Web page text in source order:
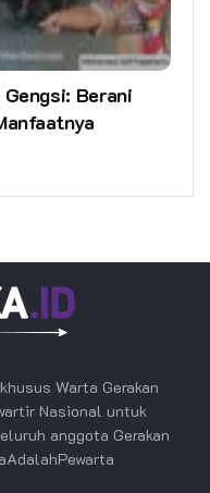
Berani
Warta Gerakan
Nasional untuk
anggota Gerakan